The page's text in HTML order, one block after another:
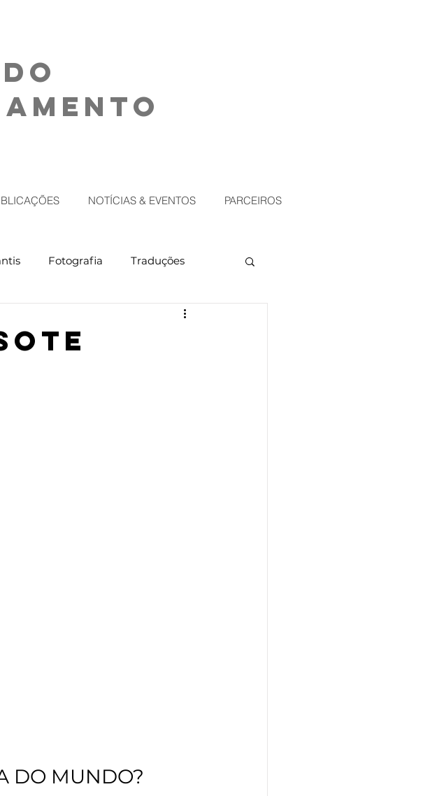
NOTÍCIAS & EVENTOS PARCEIROS
Fotografia Traduções
DO MUNDO?